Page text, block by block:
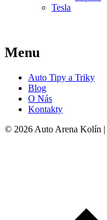
Tesla
Menu
Auto Tipy a Triky
Blog
O Nás
Kontakty
© 2026 Auto Arena Kolín |